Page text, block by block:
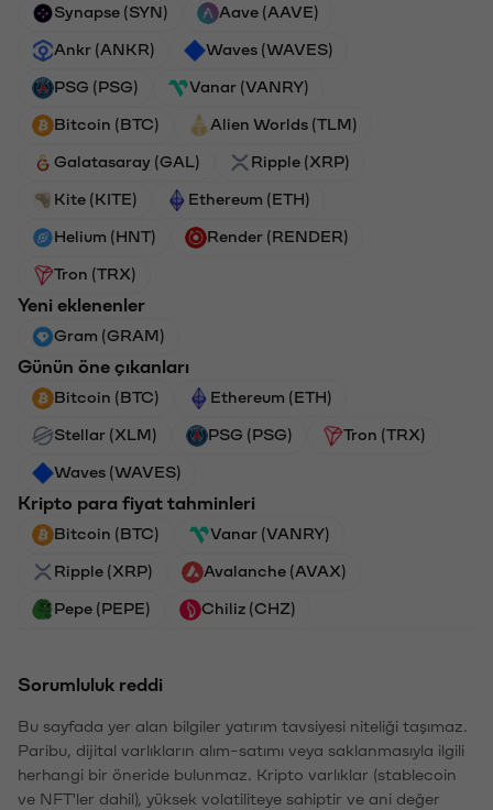
Synapse (SYN) Aave (AAVE)
Ankr (ANKR) Waves (WAVES)
PSG (PSG) Vanar (VANRY)
Bitcoin (BTC) Alien Worlds (TLM)
Galatasaray (GAL) Ripple (XRP)
Kite (KITE) Ethereum (ETH)
Helium (HNT) Render (RENDER)
Tron (TRX)
Yeni eklenenler
Gram (GRAM)
Günün öne çıkanları
Bitcoin (BTC) Ethereum (ETH)
Stellar (XLM) PSG (PSG) Tron (TRX)
Waves (WAVES)
Kripto para fiyat tahminleri
Bitcoin (BTC) Vanar (VANRY)
Ripple (XRP) Avalanche (AVAX)
Pepe (PEPE) Chiliz (CHZ)
Sorumluluk reddi
Bu sayfada yer alan bilgiler yatırım tavsiyesi niteliği taşımaz.
Paribu, dijital varlıkların alım-satımı veya saklanmasıyla ilgili
herhangi bir öneride bulunmaz. Kripto varlıklar (stablecoin
ve NFT'ler dahil), yüksek volatiliteye sahiptir ve ani değer